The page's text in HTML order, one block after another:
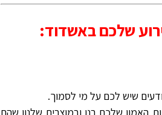
שלכם באשדוד:
שיש לכם על מי לסמוך.
האמון שלכם בנו ובמוצרים שלנוו שהם